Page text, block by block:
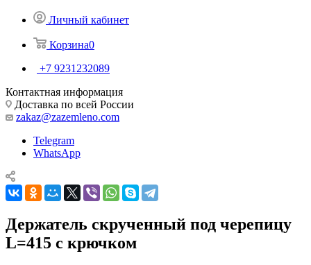
Личный кабинет
Корзина0
+7 9231232089
Контактная информация
Доставка по всей России
zakaz@zazemleno.com
Telegram
WhatsApp
Держатель скрученный под черепицу
L=415 с крючком